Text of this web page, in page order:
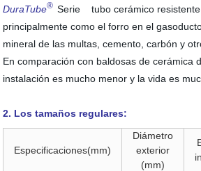
DuraTube® Serie
tubo cerámico
principalmente como el forro en el
mineral de las multas, cemento, carbón y
En comparación con baldosas de cerámica
instalación es mucho menor y la vida es
2. Los tamaños regulares:
Especificaciones(mm)
Diámetro
exterior
(mm)